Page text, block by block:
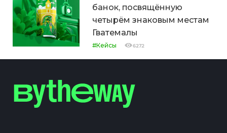
банок, посвящённую
четырём знаковым местам
Гватемалы
#Кейсы 6272